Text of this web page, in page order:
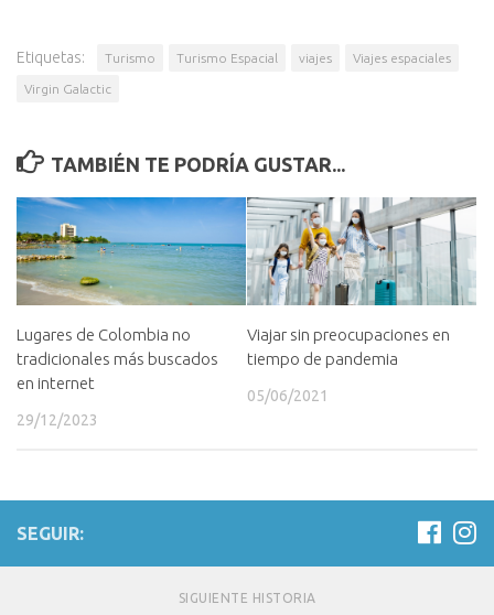
Etiquetas: Turismo Turismo Espacial viajes Viajes espaciales
Virgin Galactic
TAMBIÉN TE PODRÍA GUSTAR...
Lugares de Colombia no
tradicionales más buscados
en internet
29/12/2023
Viajar sin preocupaciones en
tiempo de pandemia
05/06/2021
SEGUIR:
SIGUIENTE HISTORIA